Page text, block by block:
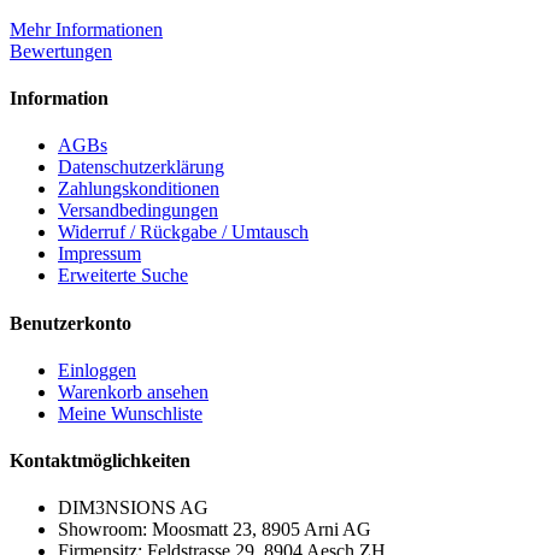
Mehr Informationen
Bewertungen
Information
AGBs
Datenschutzerklärung
Zahlungskonditionen
Versandbedingungen
Widerruf / Rückgabe / Umtausch
Impressum
Erweiterte Suche
Benutzerkonto
Einloggen
Warenkorb ansehen
Meine Wunschliste
Kontaktmöglichkeiten
DIM3NSIONS AG
Showroom: Moosmatt 23, 8905 Arni AG